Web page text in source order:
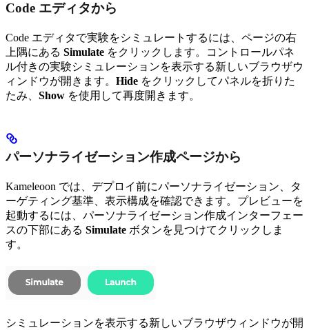
Code エディタから
Code エディタで実験をシミュレートするには、ページの右
上隅にある Simulate をクリックします。コントロールパネ
ル付きの実験シミュレーションを表示する新しいブラウザウ
ィンドウが開きます。 Hide をクリックしてパネルを折りた
たみ、 Show を使用して再度開きます。
パーソナライゼーション作成ページから
Kameleoon では、デプロイ前にパーソナライゼーション、タ
ーゲティング基準、表示構成を確認できます。プレビューを
起動するには、パーソナライゼーション作成インターフェー
スの下部にある Simulate ボタンを見つけてクリックしま
す。
シミュレーションを表示する新しいブラウザウィンドウが開